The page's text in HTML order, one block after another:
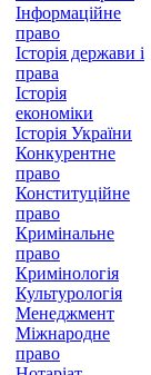
Інформаційне
право
Історія держави і
права
Історія
економіки
Історія України
Конкурентне
право
Конституційне
право
Кримінальне
право
Кримінологія
Культурологія
Менеджмент
Міжнародне
право